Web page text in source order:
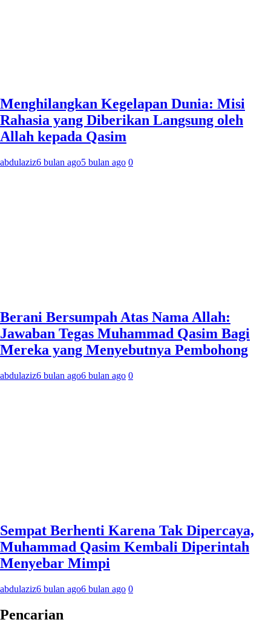
Menghilangkan Kegelapan Dunia: Misi
Rahasia yang Diberikan Langsung oleh
Allah kepada Qasim
abdulaziz6 bulan ago5 bulan ago 0
Berani Bersumpah Atas Nama Allah:
Jawaban Tegas Muhammad Qasim Bagi
Mereka yang Menyebutnya Pembohong
abdulaziz6 bulan ago6 bulan ago 0
Sempat Berhenti Karena Tak Dipercaya,
Muhammad Qasim Kembali Diperintah
Menyebar Mimpi
abdulaziz6 bulan ago6 bulan ago 0
Pencarian